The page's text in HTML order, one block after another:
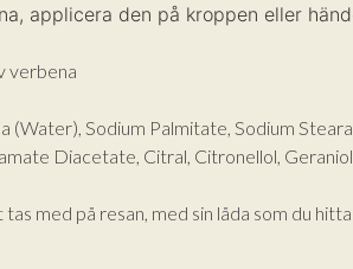
applicera den på kroppen eller
verbena
(Water), Sodium Palmitate, Sodium
Diacetate, Citral, Citronellol,
med på resan, med sin låda som du